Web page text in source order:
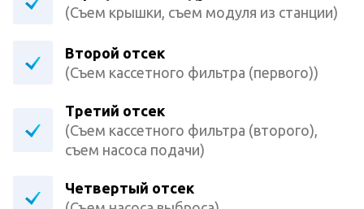
(Съем крышки, съем модуля из станции)
Второй отсек
(Съем кассетного фильтра (первого))
Третий отсек
(Съем кассетного фильтра (второго),
съем насоса подачи)
Четвертый отсек